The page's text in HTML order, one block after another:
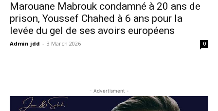
Marouane Mabrouk condamné à 20 ans de
prison, Youssef Chahed à 6 ans pour la
levée du gel de ses avoirs européens
Admin jdd - 3 March 2026 0
- Advertisment -